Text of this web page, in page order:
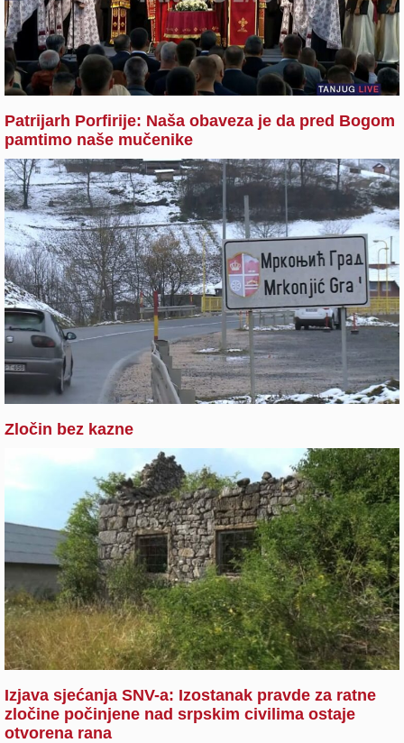
Patrijarh Porfirije: Naša obaveza je da pred Bogom
pamtimo naše mučenike
Zločin bez kazne
Izjava sjećanja SNV-a: Izostanak pravde za ratne
zločine počinjene nad srpskim civilima ostaje
otvorena rana